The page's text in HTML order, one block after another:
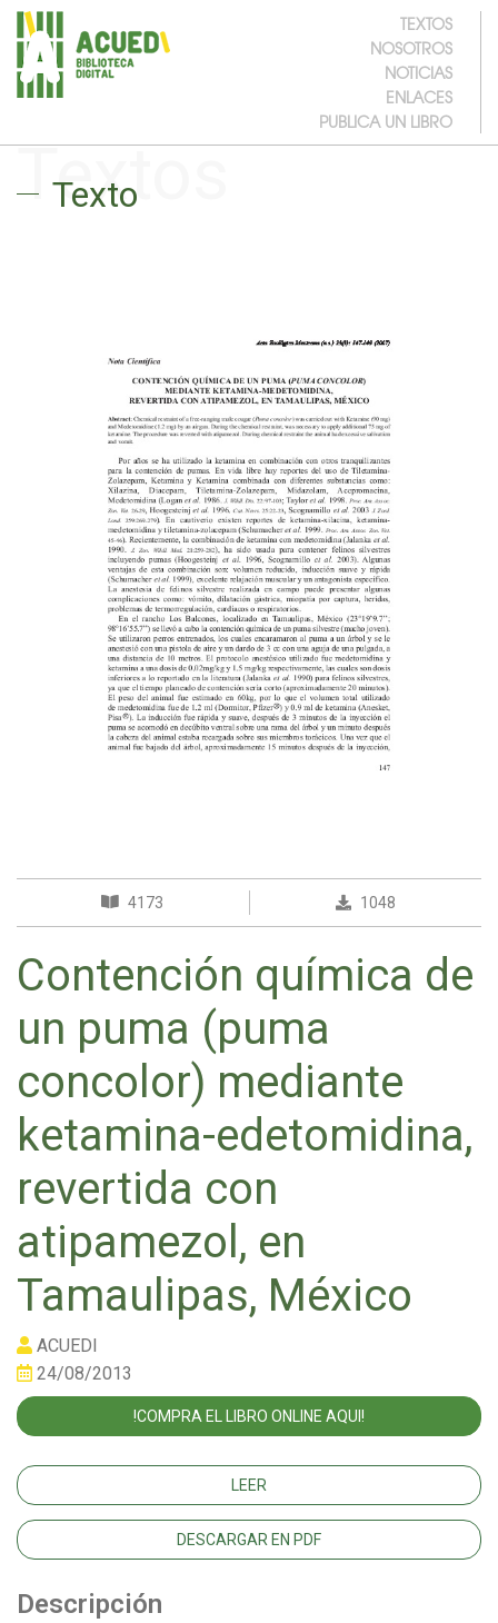
TEXTOS
NOSOTROS
NOTICIAS
ENLACES
PUBLICA UN LIBRO
Textos
Texto
4173 1048
Contención química de
un puma (puma
concolor) mediante
ketamina-edetomidina,
revertida con
atipamezol, en
Tamaulipas, México
ACUEDI
24/08/2013
!COMPRA EL LIBRO ONLINE AQUI!
LEER
DESCARGAR EN PDF
Descripción